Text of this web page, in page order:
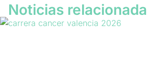
Noticias